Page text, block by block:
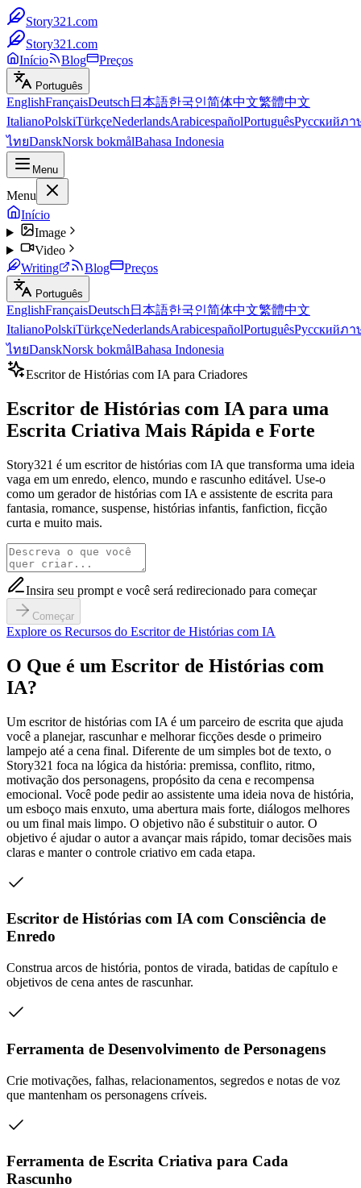
Story321.com
Story321.com
Início
Blog Preços
Português
EnglishFrançaisDeutsch 日本語한국인简体中文繁體中文
ItalianoPolskiTürkçeNederlandsArabicespañolPortuguêsРусскийภา
ไทยDanskNorsk bokmålBahasa Indonesia
Menu
Menu
Início
Image
Video
Writing
Blog Preços
Português
EnglishFrançaisDeutsch 日本語한국인简体中文繁體中文
ItalianoPolskiTürkçeNederlandsArabicespañolPortuguêsРусскийภา
ไทยDanskNorsk bokmålBahasa Indonesia
Escritor de Histórias com IA para Criadores
Escritor de Histórias com IA para uma
Escrita Criativa Mais Rápida e Forte
Story321 é um escritor de histórias com IA que transforma uma ideia
vaga em um enredo, elenco, mundo e rascunho editável. Use-o
como um gerador de histórias com IA e assistente de escrita para
fantasia, romance, suspense, histórias infantis, fanfiction, ficção
curta e muito mais.
Insira seu prompt e você será redirecionado para começar
Começar
Explore os Recursos do Escritor de Histórias com IA
O Que é um Escritor de Histórias com
IA?
Um escritor de histórias com IA é um parceiro de escrita que ajuda
você a planejar, rascunhar e melhorar ficções desde o primeiro
lampejo até a cena final. Diferente de um simples bot de texto, o
Story321 foca na lógica da história: premissa, conflito, ritmo,
motivação dos personagens, propósito da cena e recompensa
emocional. Você pode pedir ao assistente uma ideia nova de história,
um esboço mais enxuto, uma abertura mais forte, diálogos melhores
ou um final mais limpo. O objetivo não é substituir o autor. O
objetivo é ajudar o autor a avançar mais rápido, tomar decisões mais
claras e manter o controle criativo em cada etapa.
Escritor de Histórias com IA com Consciência de
Enredo
Construa arcos de história, pontos de virada, batidas de capítulo e
objetivos de cena antes de rascunhar.
Ferramenta de Desenvolvimento de Personagens
Crie motivações, falhas, relacionamentos, segredos e notas de voz
que mantenham os personagens críveis.
Ferramenta de Escrita Criativa para Cada
Rascunho